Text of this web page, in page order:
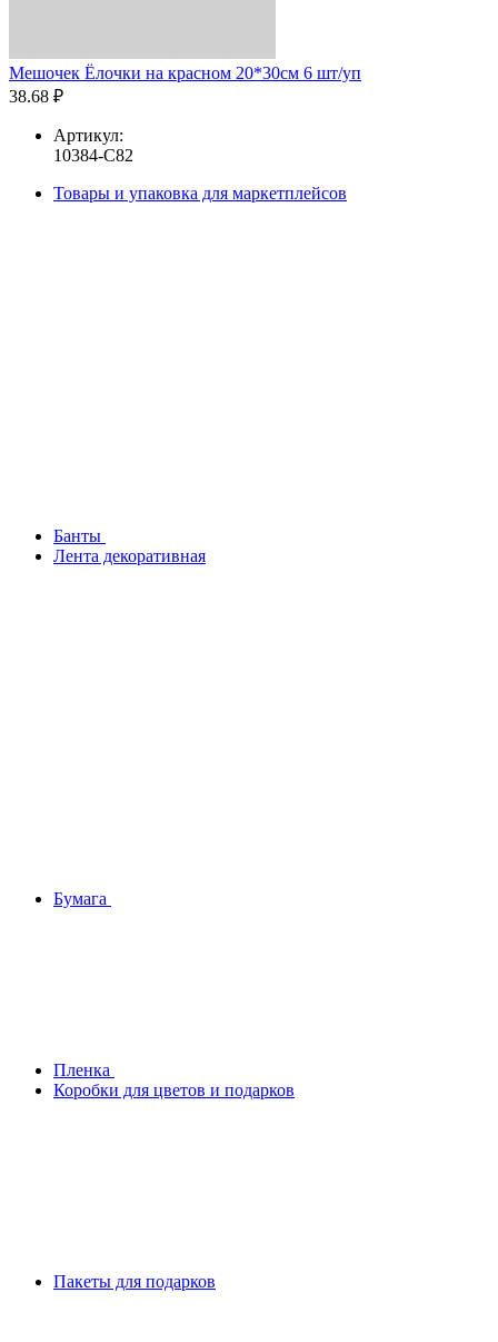
Мешочек Ёлочки на красном 20*30см 6 шт/уп
38.68 ₽
Артикул:
10384-C82
Товары и упаковка для маркетплейсов
Банты
Лента декоративная
Бумага
Плeнка
Коробки для цветов и подарков
Пакеты для подарков